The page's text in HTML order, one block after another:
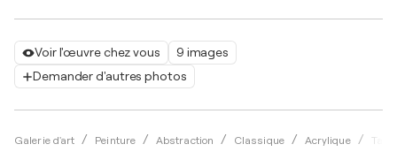
Voir l'œuvre chez vous
9 images
Demander d'autres photos
Galerie d'art Peinture Abstraction Classique Acrylique